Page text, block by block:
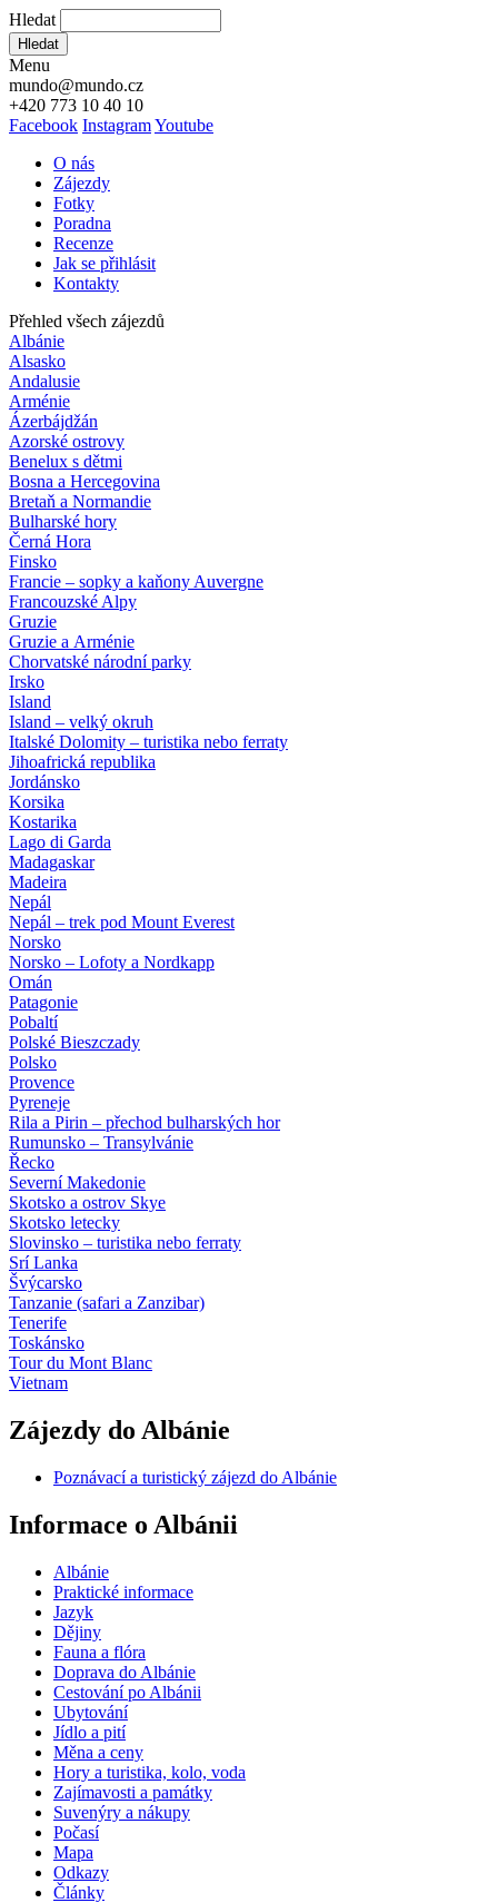
Hledat
Hledat
Menu
mundo@mundo.cz
+420 773 10 40 10
Facebook InstagramYoutube
O nás
Zájezdy
Fotky
Poradna
Recenze
Jak se přihlásit
Kontakty
Přehled všech zájezdů
Albánie
Alsasko
Andalusie
Arménie
Ázerbájdžán
Azorské ostrovy
Benelux s dětmi
Bosna a Hercegovina
Bretaň a Normandie
Bulharské hory
Černá Hora
Finsko
Francie – sopky a kaňony Auvergne
Francouzské Alpy
Gruzie
Gruzie a Arménie
Chorvatské národní parky
Irsko
Island
Island – velký okruh
Italské Dolomity – turistika nebo ferraty
Jihoafrická republika
Jordánsko
Korsika
Kostarika
Lago di Garda
Madagaskar
Madeira
Nepál
Nepál – trek pod Mount Everest
Norsko
Norsko – Lofoty a Nordkapp
Omán
Patagonie
Pobaltí
Polské Bieszczady
Polsko
Provence
Pyreneje
Rila a Pirin – přechod bulharských hor
Rumunsko – Transylvánie
Řecko
Severní Makedonie
Skotsko a ostrov Skye
Skotsko letecky
Slovinsko – turistika nebo ferraty
Srí Lanka
Švýcarsko
Tanzanie (safari a Zanzibar)
Tenerife
Toskánsko
Tour du Mont Blanc
Vietnam
Zájezdy do Albánie
Poznávací a turistický zájezd do Albánie
Informace o Albánii
Albánie
Praktické informace
Jazyk
Dějiny
Fauna a flóra
Doprava do Albánie
Cestování po Albánii
Ubytování
Jídlo a pití
Měna a ceny
Hory a turistika, kolo, voda
Zajímavosti a památky
Suvenýry a nákupy
Počasí
Mapa
Odkazy
Články